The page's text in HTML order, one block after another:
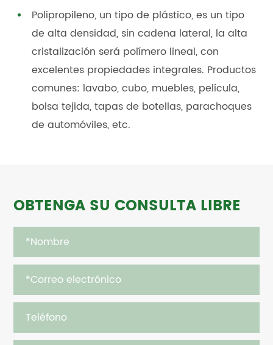
Polipropileno, un tipo de plástico, es un tipo
de alta densidad, sin cadena lateral, la alta
cristalización será polímero lineal, con
excelentes propiedades integrales. Productos
comunes: lavabo, cubo, muebles, película,
bolsa tejida, tapas de botellas, parachoques
de automóviles, etc.
OBTENGA SU CONSULTA LIBRE